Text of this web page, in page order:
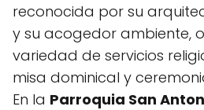
reconocida por su
y su acogedor ambiente,
variedad de servicios
misa dominical y
En la Parroquia San